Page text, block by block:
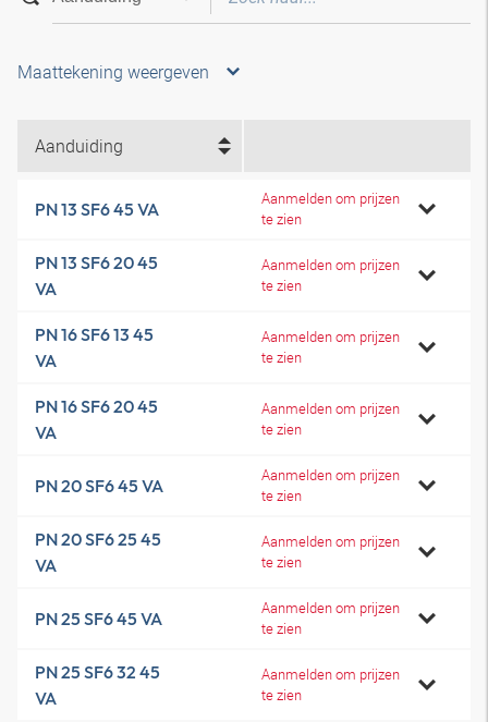
Maattekening weergeven
Aanduiding
PN 13 SF6 45 VA
Aanmelden om prijzen
te zien
PN 13 SF6 20 45
VA
Aanmelden om prijzen
te zien
PN 16 SF6 13 45
VA
Aanmelden om prijzen
te zien
PN 16 SF6 20 45
VA
Aanmelden om prijzen
te zien
PN 20 SF6 45 VA
Aanmelden om prijzen
te zien
PN 20 SF6 25 45
VA
Aanmelden om prijzen
te zien
PN 25 SF6 45 VA
Aanmelden om prijzen
te zien
PN 25 SF6 32 45
VA
Aanmelden om prijzen
te zien